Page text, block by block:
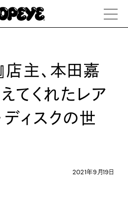
店主、本田嘉
てくれたレア
ディスクの世
2021年9月19日